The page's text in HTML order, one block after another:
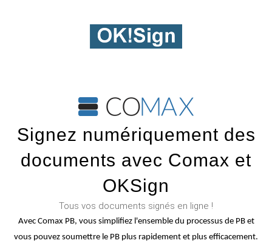
Signez numériquement des
documents avec Comax et
OKSign
Tous vos documents signés en ligne !
Avec Comax PB, vous simplifiez l'ensemble du processus de PB et
vous pouvez soumettre le PB plus rapidement et plus efficacement.